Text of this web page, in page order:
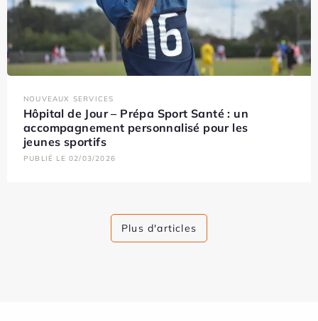
NOUVEAUX SERVICES
Hôpital de Jour – Prépa Sport Santé : un
accompagnement personnalisé pour les
jeunes sportifs
PUBLIÉ LE 02/03/2026
Plus d'articles